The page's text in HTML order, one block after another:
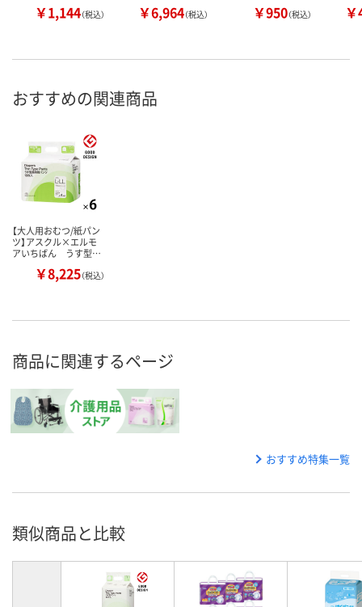
￥1,144（税込） ￥6,964（税込） ￥950（税込）
おすすめの関連商品
【大人用おむつ/紙パン
ツ】アスクル×エルモ
アいちばん うす型…
￥8,225（税込）
商品に関連するページ
おすすめ特集一覧
類似商品と比較